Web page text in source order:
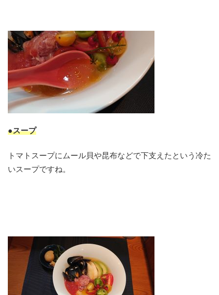
●スープ
トマトスープにムール貝や昆布などで下支えたという冷た
いスープですね。